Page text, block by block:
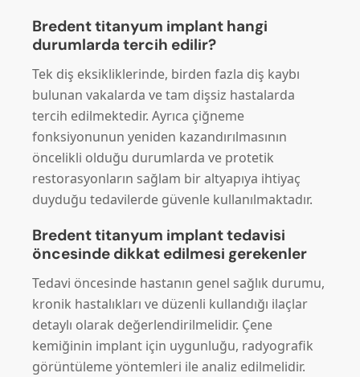
Bredent titanyum implant hangi
durumlarda tercih edilir?
Tek diş eksikliklerinde, birden fazla diş kaybı
bulunan vakalarda ve tam dişsiz hastalarda
tercih edilmektedir. Ayrıca çiğneme
fonksiyonunun yeniden kazandırılmasının
öncelikli olduğu durumlarda ve protetik
restorasyonların sağlam bir altyapıya ihtiyaç
duyduğu tedavilerde güvenle kullanılmaktadır.
Bredent titanyum implant tedavisi
öncesinde dikkat edilmesi gerekenler
Tedavi öncesinde hastanın genel sağlık durumu,
kronik hastalıkları ve düzenli kullandığı ilaçlar
detaylı olarak değerlendirilmelidir. Çene
kemiğinin implant için uygunluğu, radyografik
görüntüleme yöntemleri ile analiz edilmelidir.